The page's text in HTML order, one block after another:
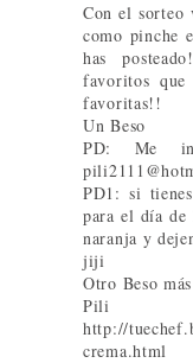
Con el sorteo
como pinche
has
favoritos
favoritas!!
Un Beso
PD: Me
PD1: si
para el día de
naranja y
jiji
Otro Beso más
Pili
http://
crema.html